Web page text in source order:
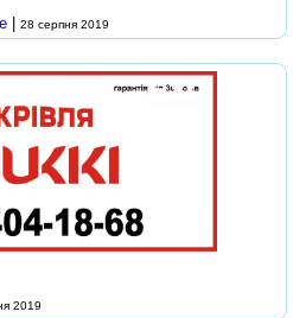
28 серпня 2019
2019